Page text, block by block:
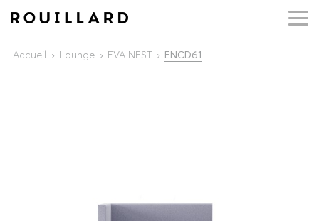
Accueil Lounge EVA NEST ENCD61